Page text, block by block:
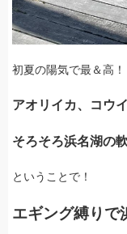
初夏の陽気で最＆高！
アオリイカ、コウ
そろそろ浜名湖の
ということで！
エギング縛りで